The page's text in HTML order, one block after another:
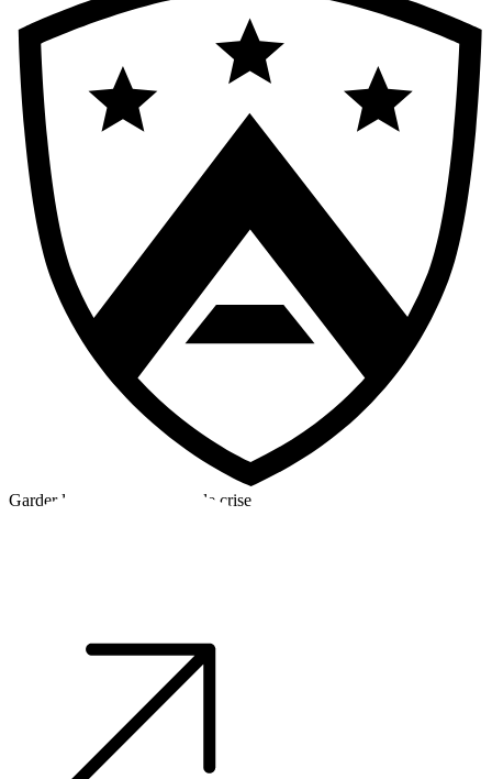
Garder la tête froide en cas de crise